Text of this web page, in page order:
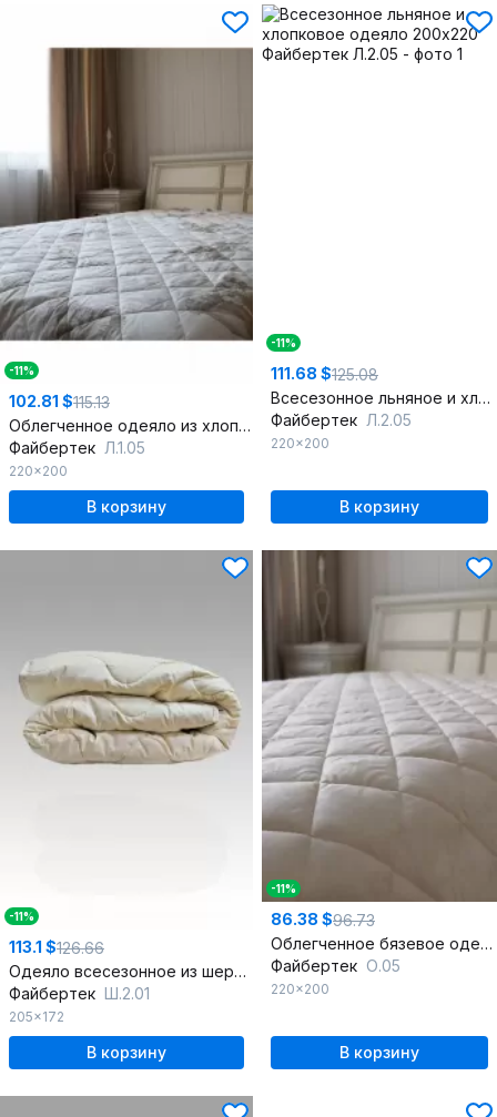
-11%
102.81 $115.13
Облегченное одеяло из хлопка и льняного волокна 200х220
Файбертек Л.1.05
220x200
В корзину
-11%
111.68 $125.08
Всесезонное льняное и хлопковое одеяло 200х220
Файбертек Л.2.05
220x200
В корзину
-11%
113.1 $126.66
Одеяло всесезонное из шерсти и хлопка 205x172 см
Файбертек Ш.2.01
205x172
В корзину
-11%
86.38 $96.73
Облегченное бязевое одеяло из хлопка 200х220
Файбертек О.05
220x200
В корзину